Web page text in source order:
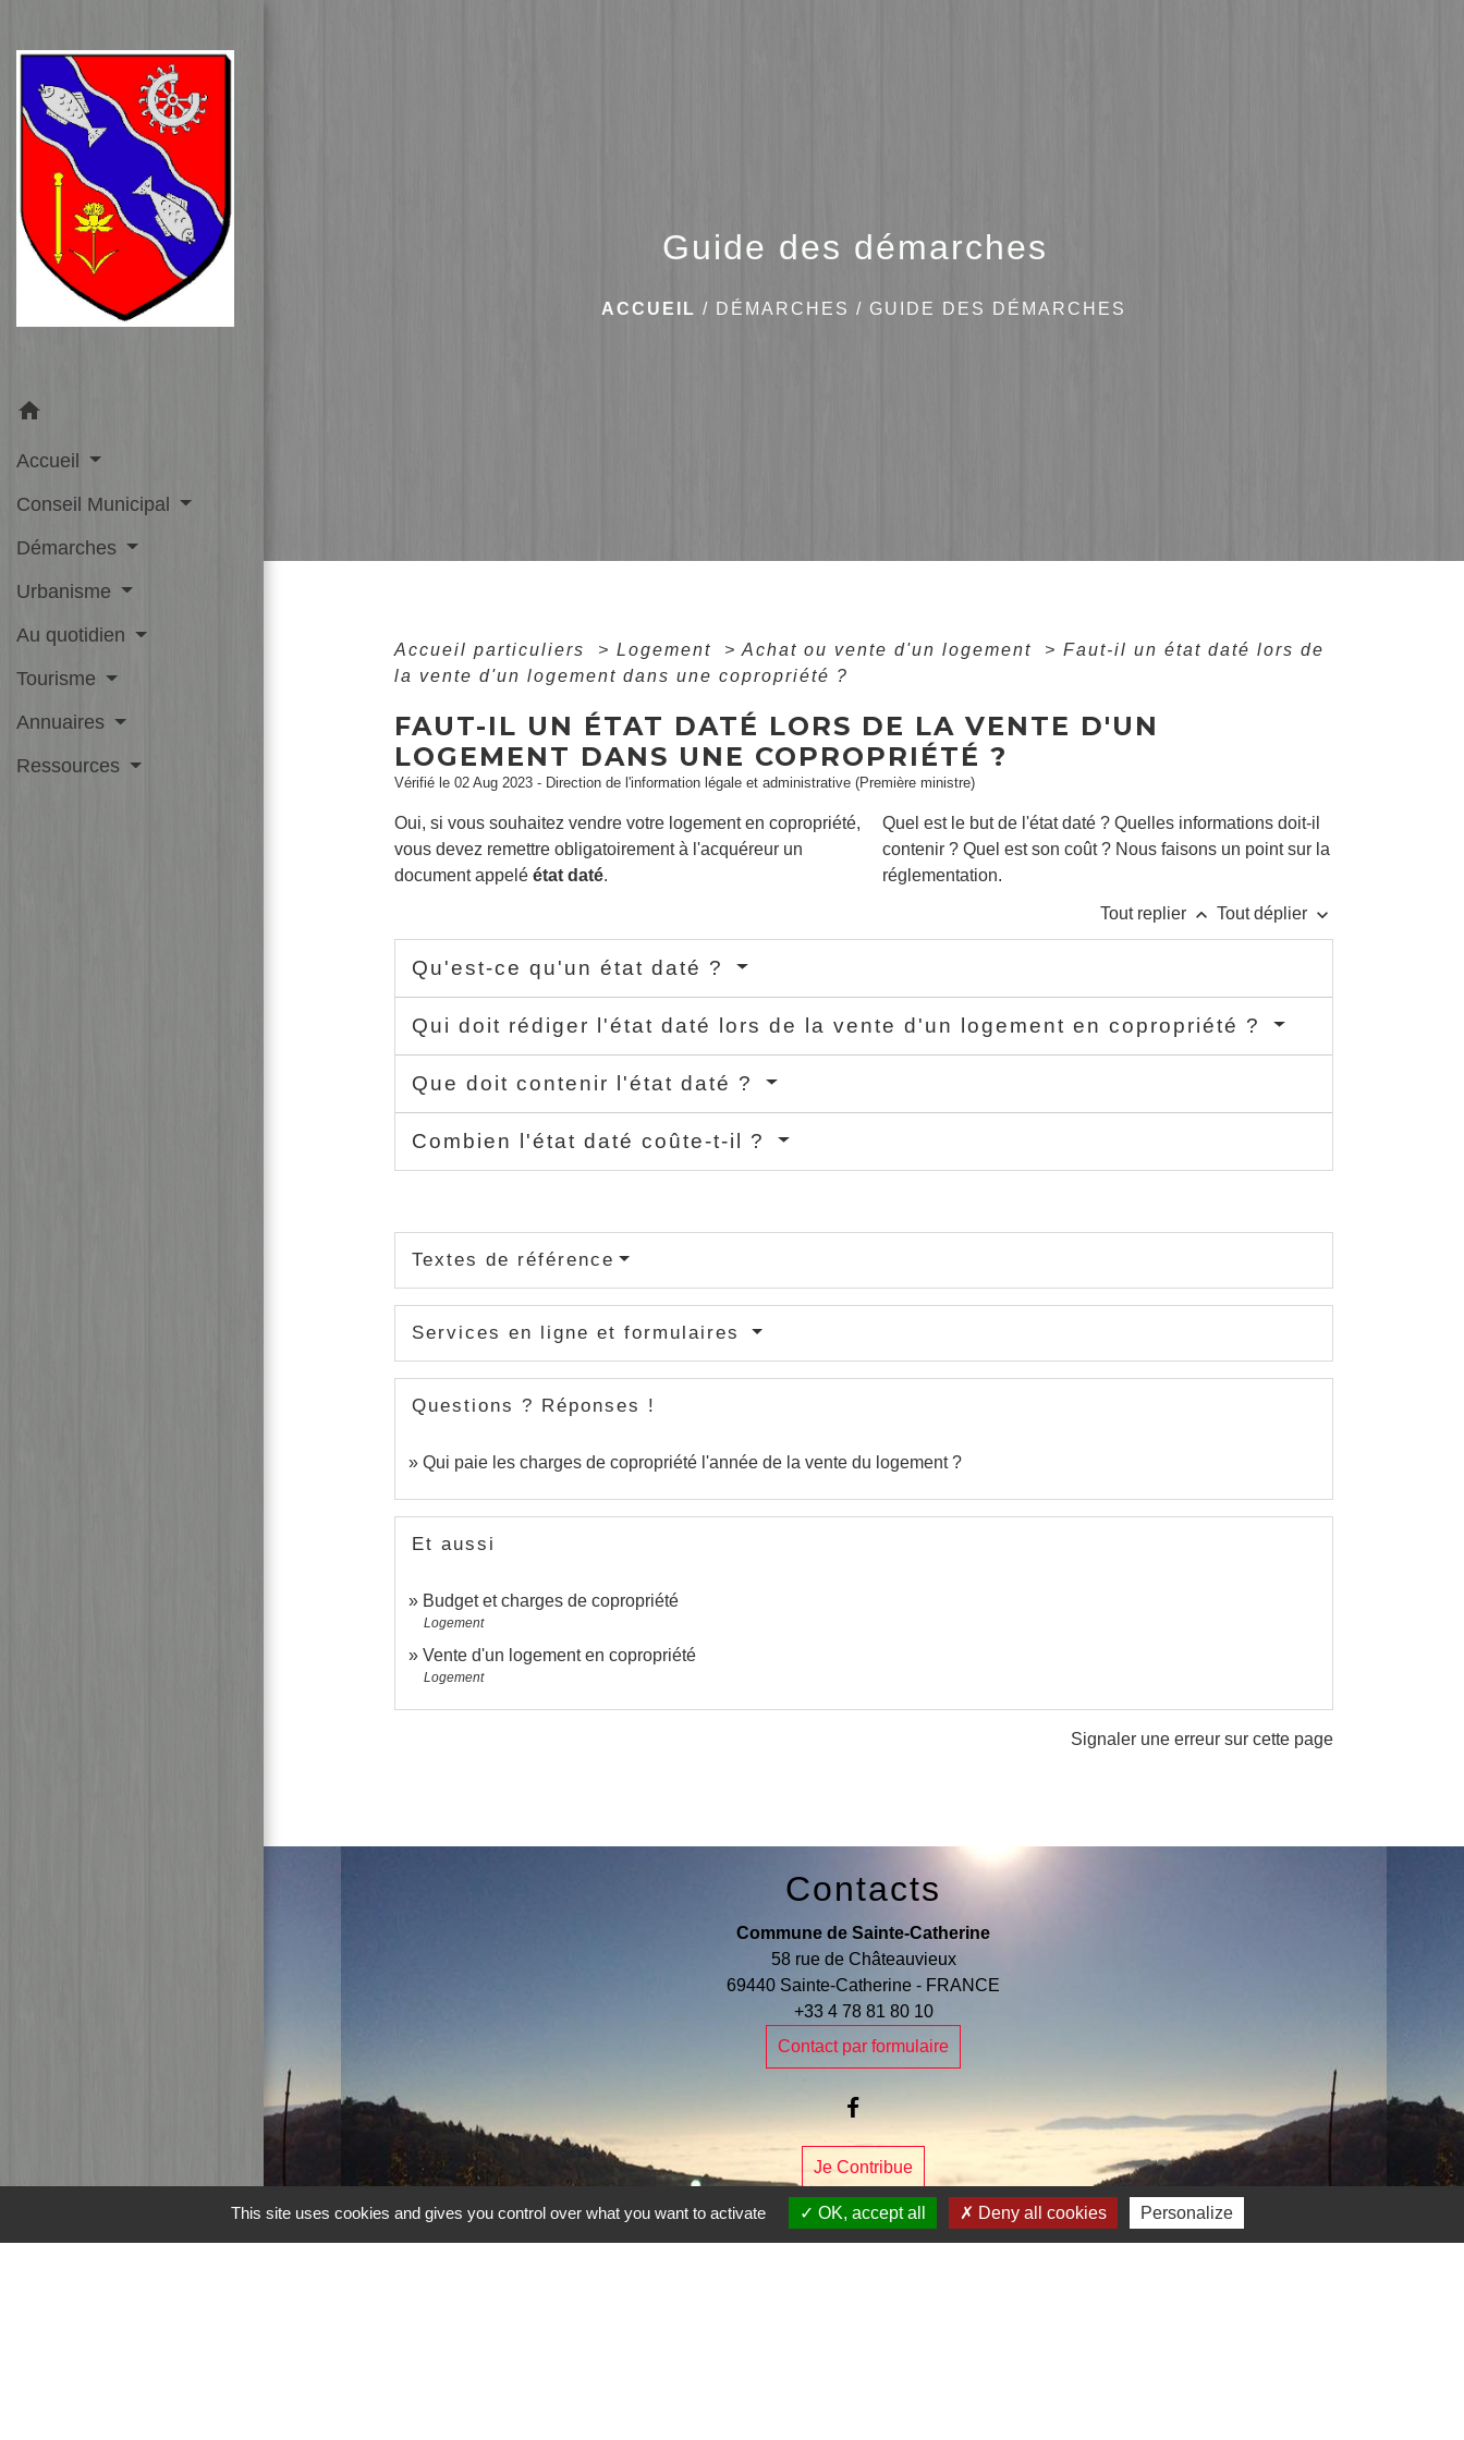
home
Accueil
Conseil Municipal
Démarches
Urbanisme
Au quotidien
Tourisme
Annuaires
Ressources
Guide des démarches
ACCUEIL / DÉMARCHES / GUIDE DES DÉMARCHES
Accueil particuliers > Logement > Achat ou vente d'un logement > Faut-il un état daté lors de
la vente d'un logement dans une copropriété ?
FAUT-IL UN ÉTAT DATÉ LORS DE LA VENTE D'UN
LOGEMENT DANS UNE COPROPRIÉTÉ ?
Vérifié le 02 Aug 2023 - Direction de l'information légale et administrative (Première ministre)
Oui, si vous souhaitez vendre votre logement en copropriété,
vous devez remettre obligatoirement à l'acquéreur un
document appelé état daté.
Quel est le but de l'état daté ? Quelles informations doit-il
contenir ? Quel est son coût ? Nous faisons un point sur la
réglementation.
Tout replier keyboard_arrow_up Tout déplier keyboard_arrow_down
Qu'est-ce qu'un état daté ?
Qui doit rédiger l'état daté lors de la vente d'un logement en copropriété ?
Que doit contenir l'état daté ?
Combien l'état daté coûte-t-il ?
Textes de référence
Services en ligne et formulaires
Questions ? Réponses !
Qui paie les charges de copropriété l'année de la vente du logement ?
Et aussi
Budget et charges de copropriété
Logement
Vente d'un logement en copropriété
Logement
Signaler une erreur sur cette page
Contacts
Commune de Sainte-Catherine
58 rue de Châteauvieux
69440 Sainte-Catherine - FRANCE
+33 4 78 81 80 10
Contact par formulaire
Je Contribue
This site uses cookies and gives you control over what you want to activate OK, accept all Deny all cookies Personalize